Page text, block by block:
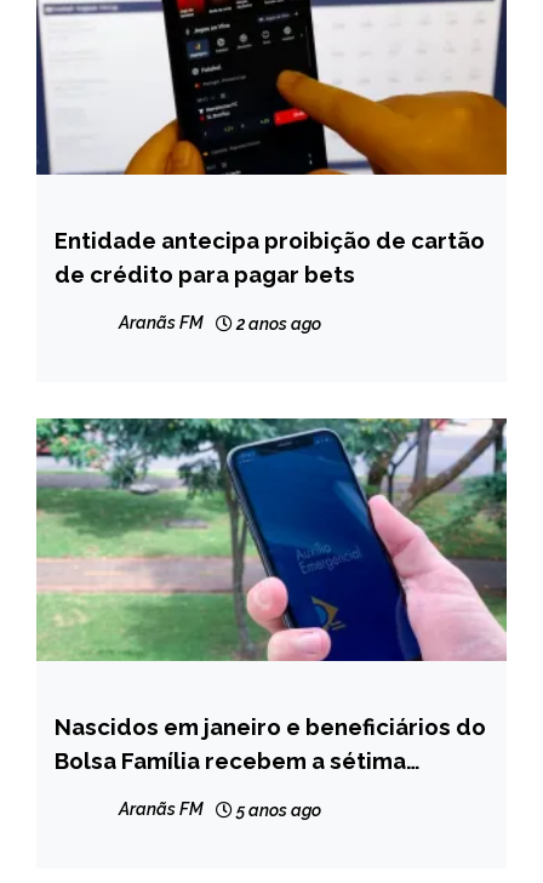
BRASIL
NOTÍCIAS
Entidade antecipa proibição de cartão
de crédito para pagar bets
Aranãs FM 2 anos ago
BRASIL
NOTÍCIAS
Nascidos em janeiro e beneficiários do
Bolsa Família recebem a sétima
Aranãs FM 5 anos ago